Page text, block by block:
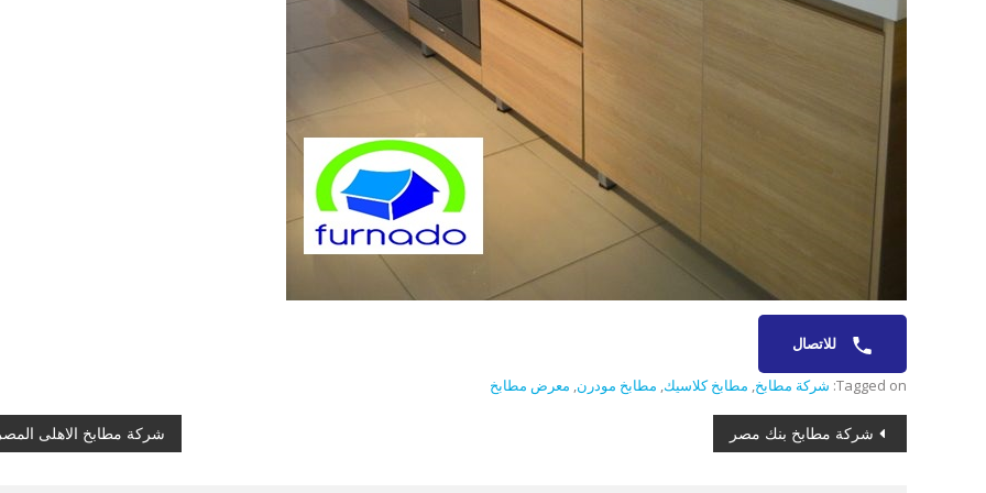
للاتصال
Tagged on: شركة مطابخ, مطابخ كلاسيك, مطابخ مودرن, معرض مطابخ
تصفّح
شركة مطابخ بنك مصر شركة مطابخ الاهلى